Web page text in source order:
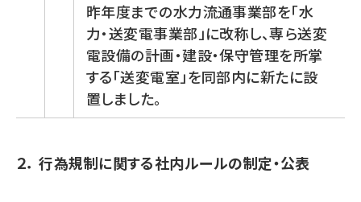
昨年度までの水力流通事業部を「水
力・送変電事業部」に改称し、専ら送変
電設備の計画・建設・保守管理を所掌
する「送変電室」を同部内に新たに設
置しました。
２． 行為規制に関する社内ルールの制定・公表